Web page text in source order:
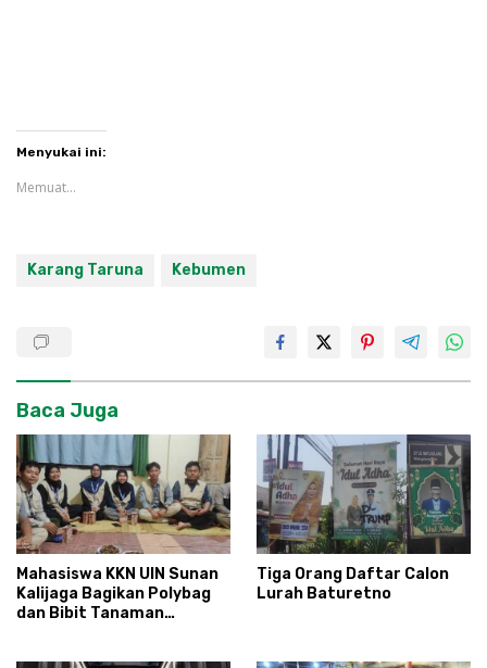
Menyukai ini:
Memuat...
Karang Taruna Kebumen
Baca Juga
Mahasiswa KKN UIN Sunan
Kalijaga Bagikan Polybag
dan Bibit Tanaman
Tiga Orang Daftar Calon
Lurah Baturetno